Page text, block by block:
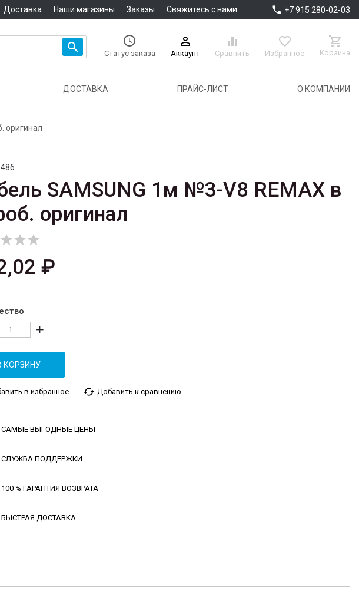
Доставка Наши магазины Заказы Свяжитесь с нами  +7 915 280-02-03
 
Статус заказа

Аккаунт

Сравнить

Избранное

Корзина
ДОСТАВКА ПРАЙС-ЛИСТ О КОМПАНИИ
оригинал
SAMSUNG 1м №3-V8 REMAX в
оригинал

₽
add
КОРЗИНУ
в избранное cached Добавить к сравнению
САМЫЕ ВЫГОДНЫЕ ЦЕНЫ
СЛУЖБА ПОДДЕРЖКИ
100 % ГАРАНТИЯ ВОЗВРАТА
БЫСТРАЯ ДОСТАВКА